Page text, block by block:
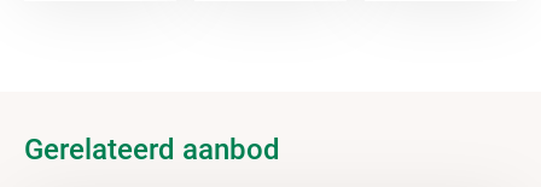
Gerelateerd aanbod